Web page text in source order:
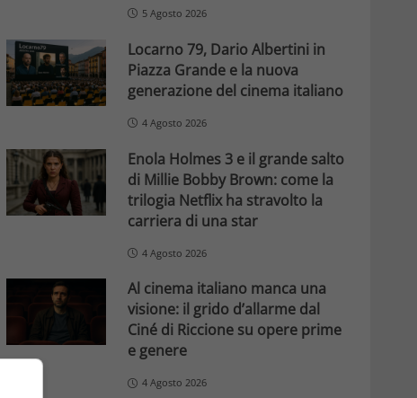
5 Agosto 2026
Locarno 79, Dario Albertini in
Piazza Grande e la nuova
generazione del cinema italiano
4 Agosto 2026
Enola Holmes 3 e il grande salto
di Millie Bobby Brown: come la
trilogia Netflix ha stravolto la
carriera di una star
4 Agosto 2026
Al cinema italiano manca una
visione: il grido d’allarme dal
Ciné di Riccione su opere prime
e genere
4 Agosto 2026